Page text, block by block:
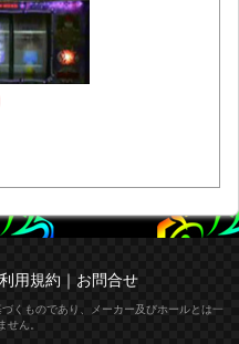
用規約 ｜ お問合せ
くものであり、メーカー及びホールとは一
せん。